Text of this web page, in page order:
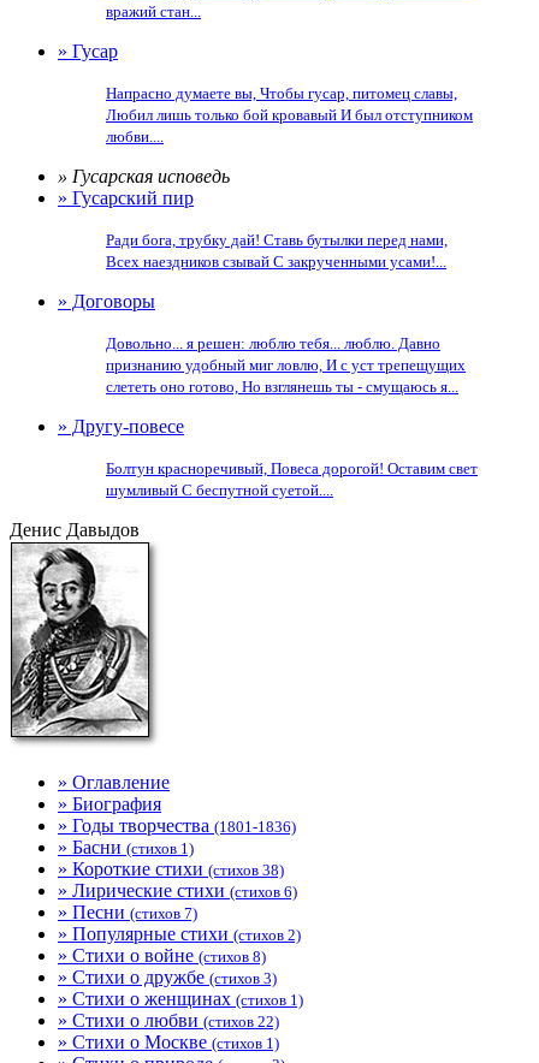
вражий стан...
» Гусар
Напрасно думаете вы, Чтобы гусар, питомец славы,
Любил лишь только бой кровавый И был отступником
любви....
» Гусарская исповедь
» Гусарский пир
Ради бога, трубку дай! Ставь бутылки перед нами,
Всех наездников сзывай С закрученными усами!...
» Договоры
Довольно... я решен: люблю тебя... люблю. Давно
признанию удобный миг ловлю, И с уст трепещущих
слететь оно готово, Но взглянешь ты - смущаюсь я...
» Другу-повесе
Болтун красноречивый, Повеса дорогой! Оставим свет
шумливый С беспутной суетой....
Денис Давыдов
» Оглавление
» Биография
» Годы творчества (1801-1836)
» Басни (стихов 1)
» Короткие стихи (стихов 38)
» Лирические стихи (стихов 6)
» Песни (стихов 7)
» Популярные стихи (стихов 2)
» Стихи о войне (стихов 8)
» Стихи о дружбе (стихов 3)
» Стихи о женщинах (стихов 1)
» Стихи о любви (стихов 22)
» Стихи о Москве (стихов 1)